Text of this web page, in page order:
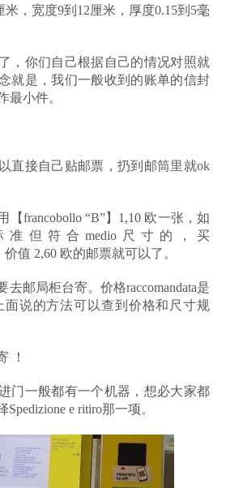
米，宽度9到12厘米，厚度0.15到5毫
，你们自己根据自己的情况对照就
就是，我们一般收到的账单的信封
最小件。
直接自己贴邮票，扔到邮筒里就ok
【francobollo “B”】1,10 欧一张，如
但符合medio尺寸的，买
价值 2,60 欧的邮票就可以了。
邮局柜台寄。价格raccomandata是
面说的方法可以查到价格和尺寸规
！
门一般都有一个机器，想必大家都
e ritiro那一项。